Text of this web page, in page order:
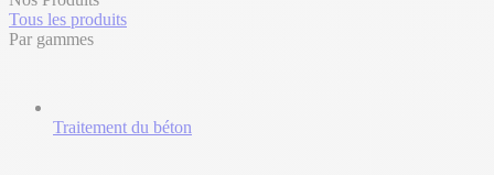
Tous les produits
Par gammes
Traitement du béton